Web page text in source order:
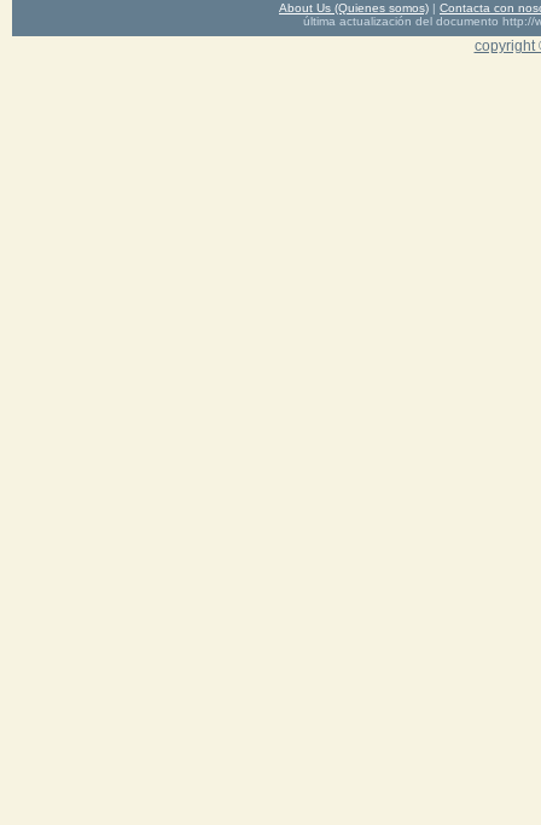
About Us (Quienes somos) | Contacta con
última actualización del documento http://
copyright